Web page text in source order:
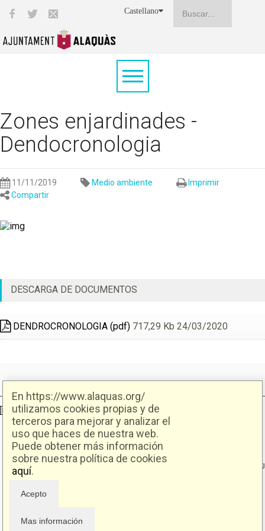
En https://www.alaquas.org/
utilizamos cookies propias y de
terceros para mejorar y analizar el
uso que haces de nuestra web.
Puede obtener más información
sobre nuestra política de cookies
aquí.
Castellano
Zones enjardinades -
Dendocronologia
11/11/2019 Medio ambiente
Imprimir
Compartir
DESCARGA DE DOCUMENTOS
DENDROCRONOLOGIA (pdf) 717,29 Kb 24/03/2020
Ajuntament d'Alaquàs Creative Commons
Ajuntament d'Alaquàs.
C/. Major 88. CP: 46970 Alaquàs.dir3: L01460057
Tel.: 96 151 94 00 | FAX: 96 151 94 03 | info@alaquas.org